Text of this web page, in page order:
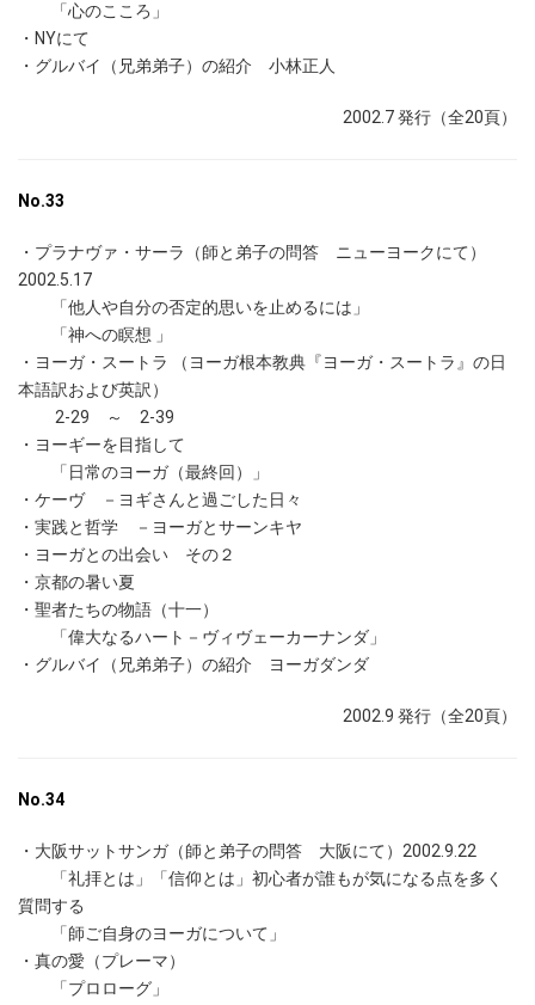
「心のこころ」
・NYにて
・グルバイ（兄弟弟子）の紹介 小林正人
2002.7 発行（全20頁）
No.33
・プラナヴァ・サーラ（師と弟子の問答 ニューヨークにて）
2002.5.17
「他人や自分の否定的思いを止めるには」
「神への瞑想 」
・ヨーガ・スートラ （ヨーガ根本教典『ヨーガ・スートラ』の日
本語訳および英訳）
2-29 ～ 2-39
・ヨーギーを目指して
「日常のヨーガ（最終回）」
・ケーヴ －ヨギさんと過ごした日々
・実践と哲学 －ヨーガとサーンキヤ
・ヨーガとの出会い その２
・京都の暑い夏
・聖者たちの物語（十一）
「偉大なるハート－ヴィヴェーカーナンダ」
・グルバイ（兄弟弟子）の紹介 ヨーガダンダ
2002.9 発行（全20頁）
No.34
・大阪サットサンガ（師と弟子の問答 大阪にて）2002.9.22
「礼拝とは」「信仰とは」初心者が誰もが気になる点を多く
質問する
「師ご自身のヨーガについて」
・真の愛（プレーマ）
「プロローグ」